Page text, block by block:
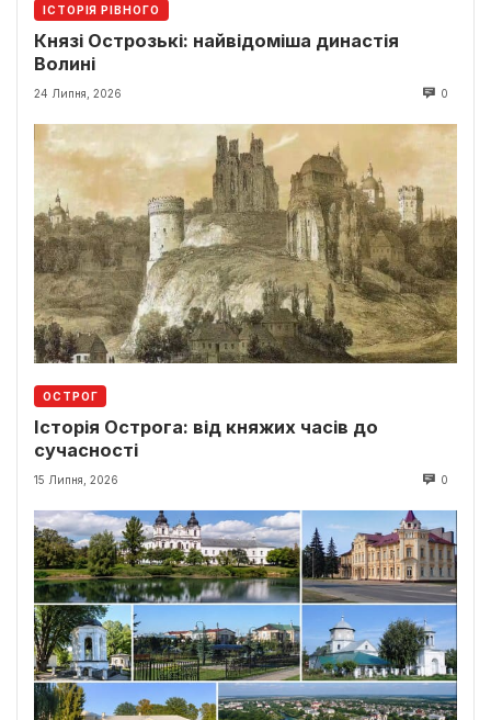
ІСТОРІЯ РІВНОГО
Князі Острозькі: найвідоміша династія
Волині
24 Липня, 2026 0
ОСТРОГ
Історія Острога: від княжих часів до
сучасності
15 Липня, 2026 0